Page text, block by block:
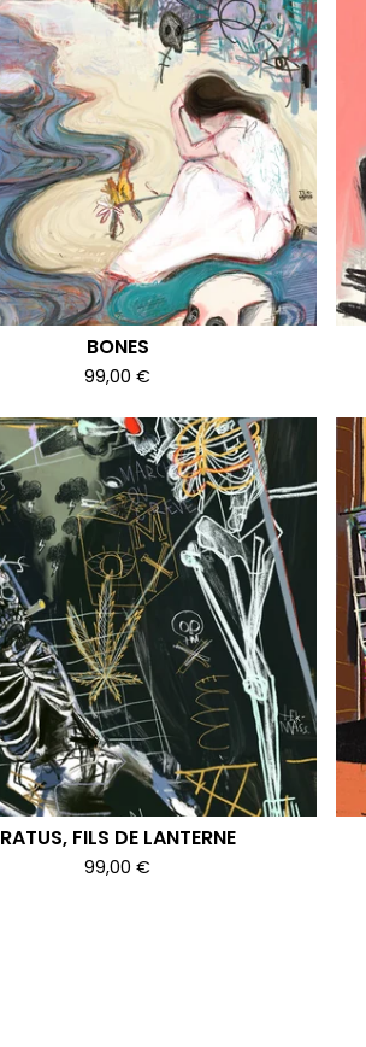
BONES
99,00€
RATUS, FILS DE LANTERNE
99,00€